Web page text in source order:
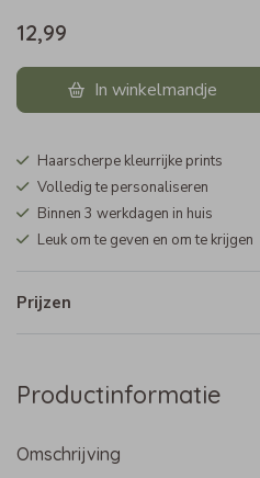
12,99
In winkelmandje
Haarscherpe kleurrijke prints
Volledig te personaliseren
Binnen 3 werkdagen in huis
Leuk om te geven en om te krijgen
Prijzen
Productinformatie
Omschrijving